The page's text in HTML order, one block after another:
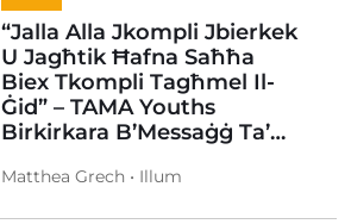
“Jalla Alla Jkompli Jbierkek
U Jagħtik Ħafna Saħħa
Biex Tkompli Tagħmel Il-
Ġid” – TAMA Youths
Birkirkara B’Messaġġ Ta’…
Matthea Grech • Illum